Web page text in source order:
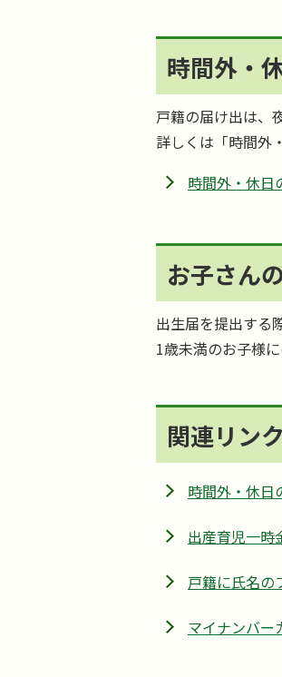
時間外・
戸籍の届け出は、
詳しくは「時間外
時間外・休日
お子さん
出生届を提出する
1歳未満のお子様
関連リンク
時間外・休日
出産育児一時
戸籍に氏名の
マイナンバー